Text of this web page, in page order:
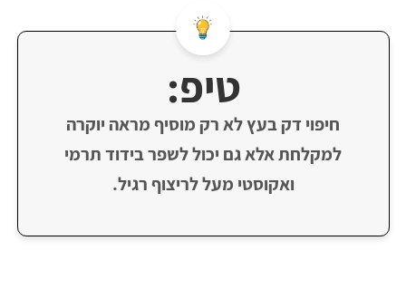
טיפ:
חיפוי דק בעץ לא רק מוסיף מראה יוקרה
למקלחת אלא גם יכול לשפר בידוד תרמי
ואקוסטי מעל לריצוף רגיל.